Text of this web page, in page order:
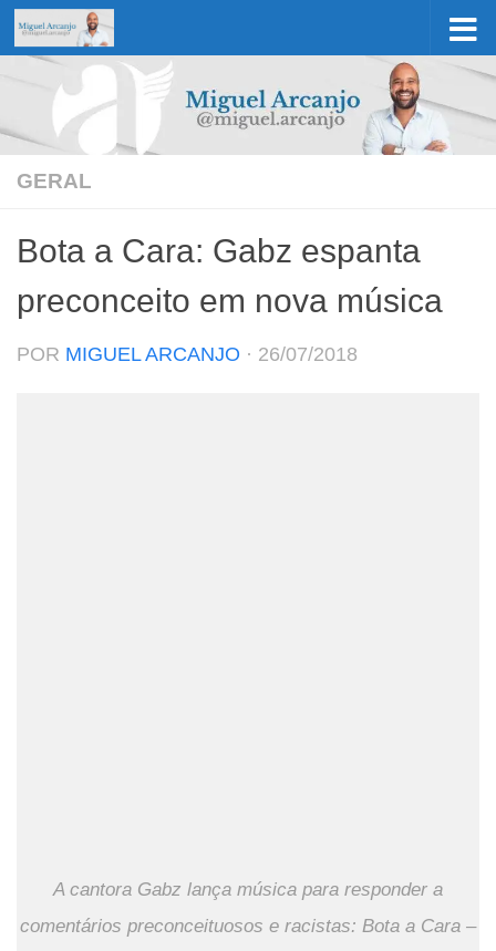
Skip to content
GERAL
Bota a Cara: Gabz espanta
preconceito em nova música
POR MIGUEL ARCANJO · 26/07/2018
A cantora Gabz lança música para responder a
comentários preconceituosos e racistas: Bota a Cara –